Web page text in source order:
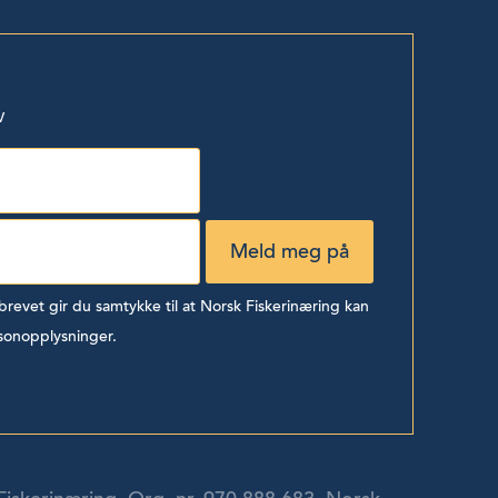
gir du samtykke til at Norsk Fiskerinæring kan